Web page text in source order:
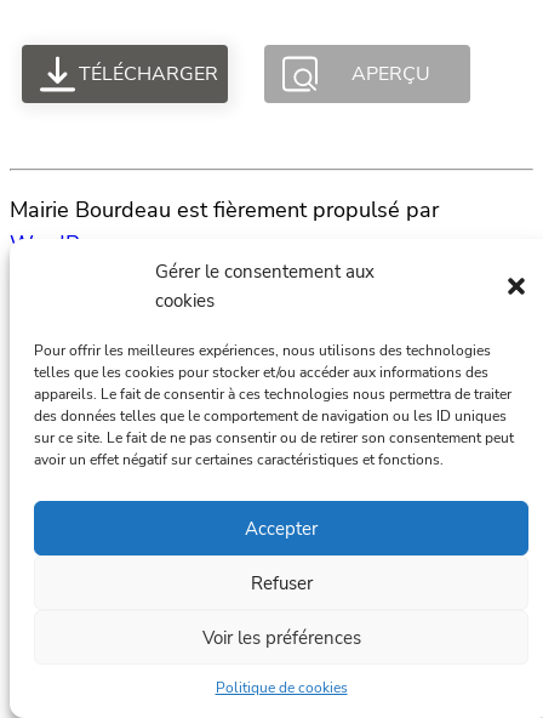
Gérer le consentement aux
cookies
Pour offrir les meilleures expériences, nous utilisons des technologies
telles que les cookies pour stocker et/ou accéder aux informations des
appareils. Le fait de consentir à ces technologies nous permettra de traiter
des données telles que le comportement de navigation ou les ID uniques
sur ce site. Le fait de ne pas consentir ou de retirer son consentement peut
avoir un effet négatif sur certaines caractéristiques et fonctions.
Accepter
Refuser
Voir les préférences
Politique de cookies
TÉLÉCHARGER APERÇU
Mairie Bourdeau est fièrement propulsé par
WordPress